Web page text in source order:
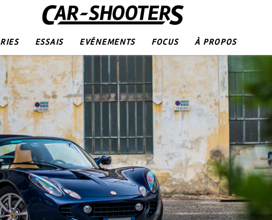
ESSAIS EVÉNEMENTS FOCUS À PROPOS